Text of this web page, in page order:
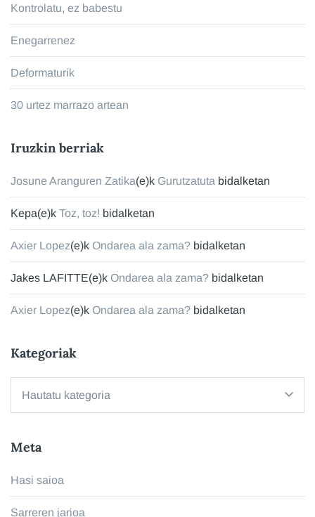
Kontrolatu, ez babestu
Enegarrenez
Deformaturik
30 urtez marrazo artean
Iruzkin berriak
Josune Aranguren Zatika(e)k Gurutzatuta bidalketan
Kepa(e)k Toz, toz! bidalketan
Axier Lopez(e)k Ondarea ala zama? bidalketan
Jakes LAFITTE(e)k Ondarea ala zama? bidalketan
Axier Lopez(e)k Ondarea ala zama? bidalketan
Kategoriak
Meta
Hasi saioa
Sarreren jarioa